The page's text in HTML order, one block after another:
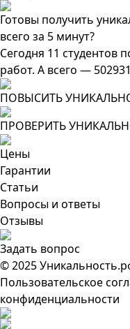
Готовы получить
всего за 5 минут?
Сегодня 11 студентов
работ. А всего —
ПОВЫСИТЬ
ПРОВЕРИТЬ
Цены
Гарантии
Статьи
Вопросы и ответы
Отзывы
Задать вопрос
© 2025
Пользовательское
конфиденциальности